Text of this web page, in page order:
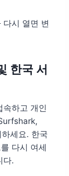
다시 열면 변
한국 서
속하고 개인
세요. 한국
다시 여세
다.